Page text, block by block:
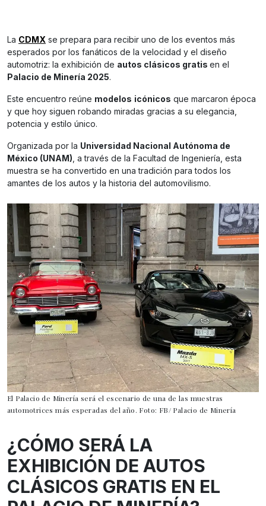
La CDMX se prepara para recibir uno de los eventos más
esperados por los fanáticos de la velocidad y el diseño
automotriz: la exhibición de autos clásicos gratis en el
Palacio de Minería 2025.
Este encuentro reúne modelos icónicos que marcaron época
y que hoy siguen robando miradas gracias a su elegancia,
potencia y estilo único.
Organizada por la Universidad Nacional Autónoma de
México (UNAM), a través de la Facultad de Ingeniería, esta
muestra se ha convertido en una tradición para todos los
amantes de los autos y la historia del automovilismo.
El Palacio de Minería será el escenario de una de las muestras
automotrices más esperadas del año. Foto: FB/ Palacio de Minería
¿CÓMO SERÁ LA
EXHIBICIÓN DE AUTOS
CLÁSICOS GRATIS EN EL